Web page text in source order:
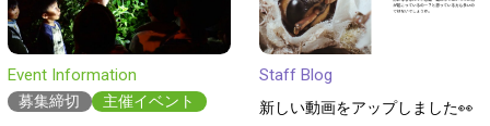
Event Information
募集締切 主催イベント
Staff Blog
新しい動画をアップしました👀